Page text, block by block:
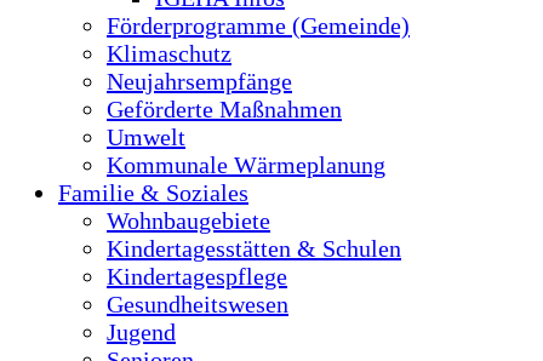
Förderprogramme (Gemeinde)
Klimaschutz
Neujahrsempfänge
Geförderte Maßnahmen
Umwelt
Kommunale Wärmeplanung
Familie & Soziales
Wohnbaugebiete
Kindertagesstätten & Schulen
Kindertagespflege
Gesundheitswesen
Jugend